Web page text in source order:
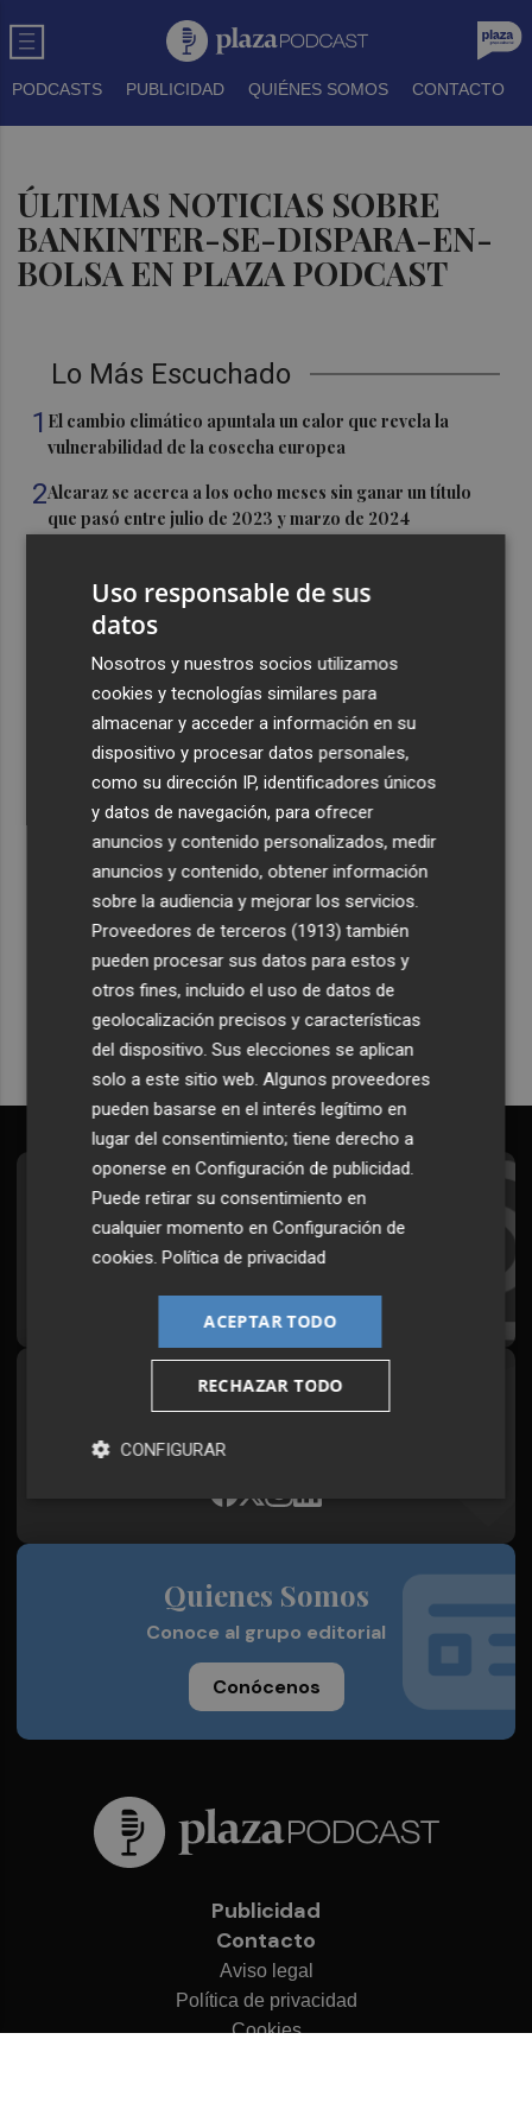
PODCASTS PUBLICIDAD QUIÉNES SOMOS CONTACTO
ÚLTIMAS NOTICIAS SOBRE
BANKINTER-SE-DISPARA-EN-
BOLSA EN PLAZA PODCAST
Lo Más Escuchado
1 El cambio climático apuntala un calor que revela la
vulnerabilidad de la cosecha europea
2Alcaraz se acerca a los ocho meses sin ganar un título
que pasó entre julio de 2023 y marzo de 2024
creación de nuevas cátedras en su primer mandato
Diakhaby: “La afición debe estar más unida con el club y
con nosotros”
Pepelu: "Hasta la expulsión hemos trabajado como
hemos entrenado"
Recibe toda la actualidad de
Plaza Podcast en tu correo
Quiero suscribirme
Suscríbete al Boletín
Todos los días a primera hora en tu email
¡Quiero suscribirme!
Síguenos en redes
Plaza Podcast, desde cualquier medio
Quienes Somos
Conoce al grupo editorial
Conócenos
Publicidad
Contacto
Aviso legal
Política de privacidad
Cookies
Uso responsable de sus
datos
Nosotros y nuestros socios utilizamos
cookies y tecnologías similares para
almacenar y acceder a información en su
dispositivo y procesar datos personales,
como su dirección IP, identificadores únicos
y datos de navegación, para ofrecer
anuncios y contenido personalizados, medir
anuncios y contenido, obtener información
sobre la audiencia y mejorar los servicios.
Proveedores de terceros (1913) también
pueden procesar sus datos para estos y
otros fines, incluido el uso de datos de
geolocalización precisos y características
del dispositivo. Sus elecciones se aplican
solo a este sitio web. Algunos proveedores
pueden basarse en el interés legítimo en
lugar del consentimiento; tiene derecho a
oponerse enConfiguración de publicidad.
Puede retirar su consentimiento en
cualquier momento enConfiguración de
cookies.Política de privacidad
ACEPTAR TODO
RECHAZAR TODO
CONFIGURAR